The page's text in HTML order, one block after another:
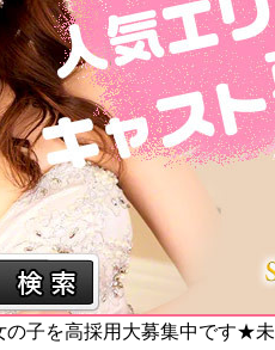
の子を高採用大募集中です★未